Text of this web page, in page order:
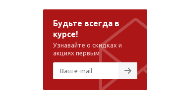
Будьте всегда в
курсе!
Узнавайте о скидках и
акциях первым